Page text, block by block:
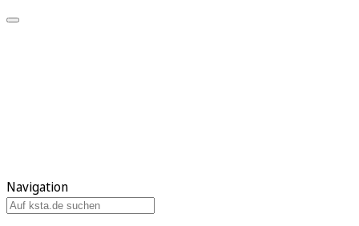
Navigation